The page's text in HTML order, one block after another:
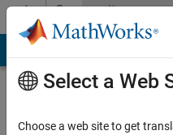
Skip to contentCommunity
Profile
Select a Web
Choose a web site to get